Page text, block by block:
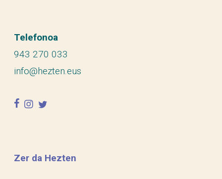
Telefonoa
943 270 033
info@hezten.eus
facebook
instagram
twitter
Zer da Hezten